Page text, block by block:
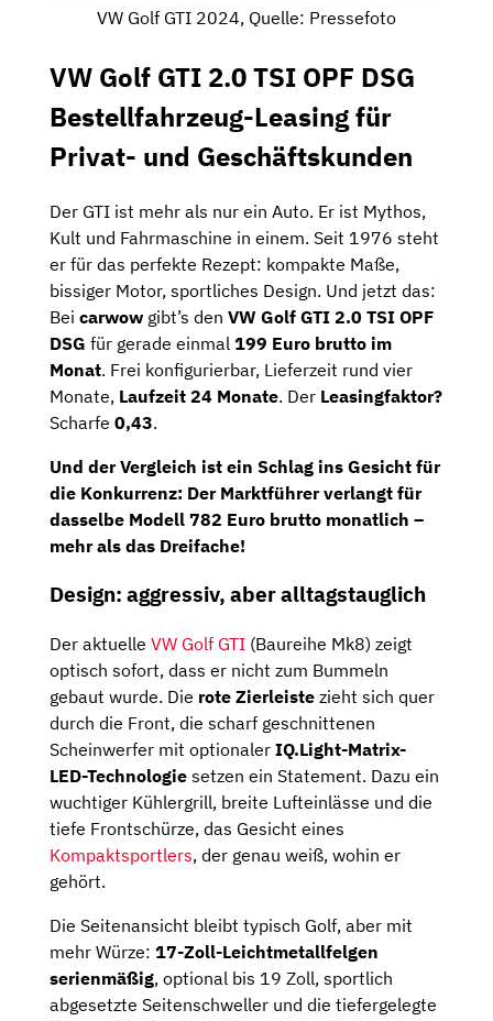
VW Golf GTI 2024, Quelle: Pressefoto
VW Golf GTI 2.0 TSI OPF DSG
Bestellfahrzeug-Leasing für
Privat- und Geschäftskunden
Der GTI ist mehr als nur ein Auto. Er ist Mythos,
Kult und Fahrmaschine in einem. Seit 1976 steht
er für das perfekte Rezept: kompakte Maße,
bissiger Motor, sportliches Design. Und jetzt das:
Bei carwow gibt’s den VW Golf GTI 2.0 TSI OPF
DSG für gerade einmal 199 Euro brutto im
Monat. Frei konfigurierbar, Lieferzeit rund vier
Monate, Laufzeit 24 Monate. Der Leasingfaktor?
Scharfe 0,43.
Und der Vergleich ist ein Schlag ins Gesicht für
die Konkurrenz: Der Marktführer verlangt für
dasselbe Modell 782 Euro brutto monatlich –
mehr als das Dreifache!
Design: aggressiv, aber alltagstauglich
Der aktuelle VW Golf GTI (Baureihe Mk8) zeigt
optisch sofort, dass er nicht zum Bummeln
gebaut wurde. Die rote Zierleiste zieht sich quer
durch die Front, die scharf geschnittenen
Scheinwerfer mit optionaler IQ.Light-Matrix-
LED-Technologie setzen ein Statement. Dazu ein
wuchtiger Kühlergrill, breite Lufteinlässe und die
tiefe Frontschürze, das Gesicht eines
Kompaktsportlers, der genau weiß, wohin er
gehört.
Die Seitenansicht bleibt typisch Golf, aber mit
mehr Würze: 17-Zoll-Leichtmetallfelgen
serienmäßig, optional bis 19 Zoll, sportlich
abgesetzte Seitenschweller und die tiefergelegte